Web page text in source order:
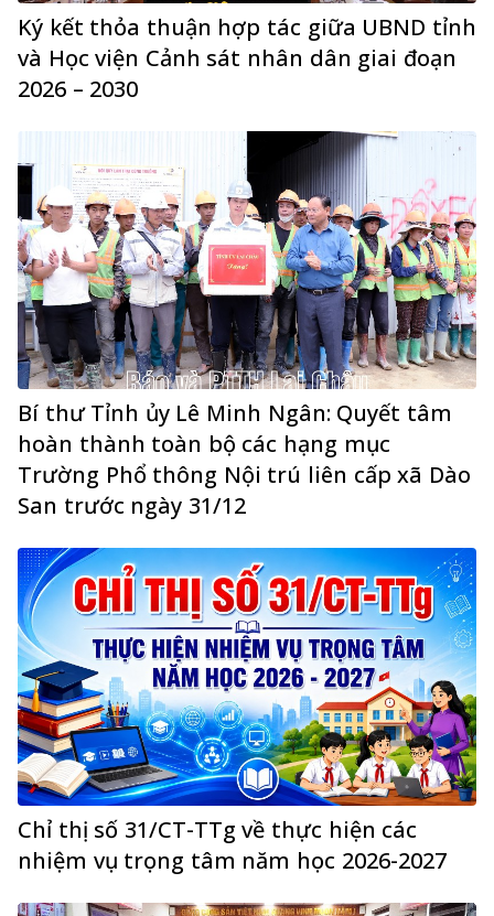
Ký kết thỏa thuận hợp tác giữa UBND tỉnh
và Học viện Cảnh sát nhân dân giai đoạn
2026 – 2030
Bí thư Tỉnh ủy Lê Minh Ngân: Quyết tâm
hoàn thành toàn bộ các hạng mục
Trường Phổ thông Nội trú liên cấp xã Dào
San trước ngày 31/12
Chỉ thị số 31/CT-TTg về thực hiện các
nhiệm vụ trọng tâm năm học 2026-2027